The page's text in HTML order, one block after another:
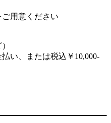
用意ください
い、または税込￥10,000-